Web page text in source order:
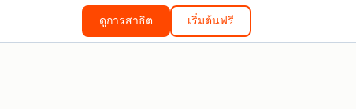
ดูการสาธิต เริ่มต้นฟรี